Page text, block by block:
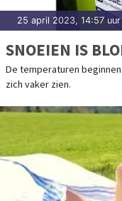
25 april 2023, 14:57 uur
SNOEIEN IS
De temperaturen
zich vaker zien.